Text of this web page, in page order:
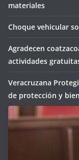
materiales
Choque vehicular
Agradecen
actividades
Veracruzana
de protección y